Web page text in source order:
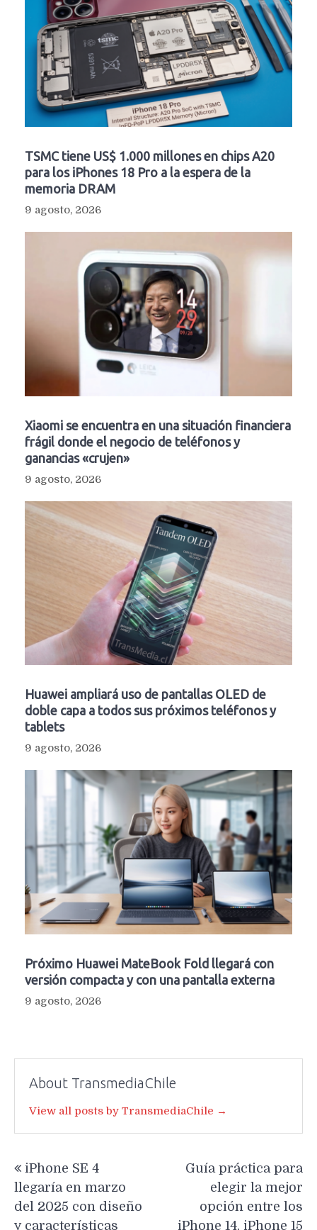
TSMC tiene US$ 1.000 millones en chips A20
para los iPhones 18 Pro a la espera de la
memoria DRAM
9 agosto, 2026
Xiaomi se encuentra en una situación financiera
frágil donde el negocio de teléfonos y
ganancias «crujen»
9 agosto, 2026
Huawei ampliará uso de pantallas OLED de
doble capa a todos sus próximos teléfonos y
tablets
9 agosto, 2026
Próximo Huawei MateBook Fold llegará con
versión compacta y con una pantalla externa
9 agosto, 2026
About TransmediaChile
View all posts by TransmediaChile →
de
entradas
iPhone SE 4
llegaría en marzo
del 2025 con diseño
y características
Guía práctica para
elegir la mejor
opción entre los
iPhone 14, iPhone 15